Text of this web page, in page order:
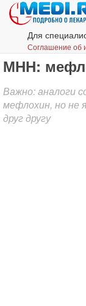
Для
Соглашение об
МНН:
Важно: аналоги
мефлохин, но не
друг другу